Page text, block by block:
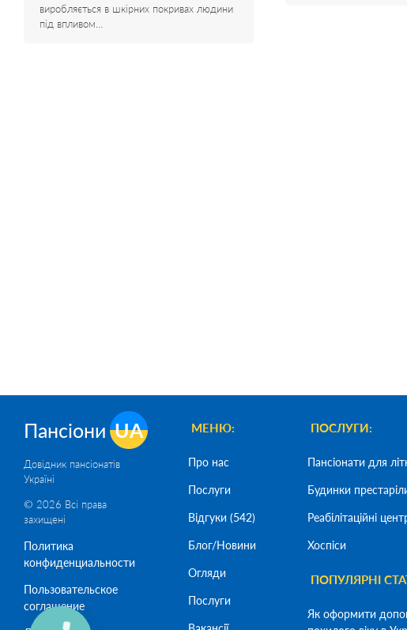
виробляється в шкірних покривах людини
під впливом…
Пансіони UA
Довідник пансіонатів
Україні
© 2026 Всі права
захищені
Политика
конфиденциальности
Пользовательское
соглашение
МЕНЮ:
Про нас
Послуги
Відгуки (542)
Блог/Новини
Огляди
Послуги
ПОСЛУГИ:
Пансіонати для
Будинки
Реабілітаційні
Хоспіси
ПОПУЛЯРНІ
Як оформити